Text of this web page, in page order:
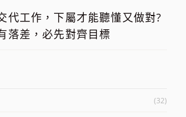
代工作，下屬才能聽懂又做對?
落差，必先對齊目標
(32)